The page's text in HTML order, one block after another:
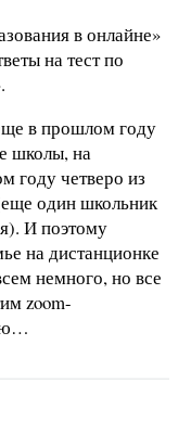
в онлайне»
на тест по
в прошлом году
школы, на
году четверо из
один школьник
И поэтому
на дистанционке
немного, но все
zoom-